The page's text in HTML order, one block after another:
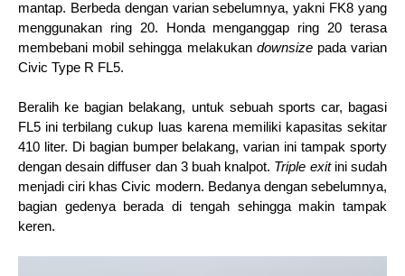
mantap. Berbeda dengan varian sebelumnya, yakni FK8 yang
menggunakan ring 20. Honda menganggap ring 20 terasa
membebani mobil sehingga melakukan downsize pada varian
Civic Type R FL5.
Beralih ke bagian belakang, untuk sebuah sports car, bagasi
FL5 ini terbilang cukup luas karena memiliki kapasitas sekitar
410 liter. Di bagian bumper belakang, varian ini tampak sporty
dengan desain diffuser dan 3 buah knalpot. Triple exit ini sudah
menjadi ciri khas Civic modern. Bedanya dengan sebelumnya,
bagian gedenya berada di tengah sehingga makin tampak
keren.